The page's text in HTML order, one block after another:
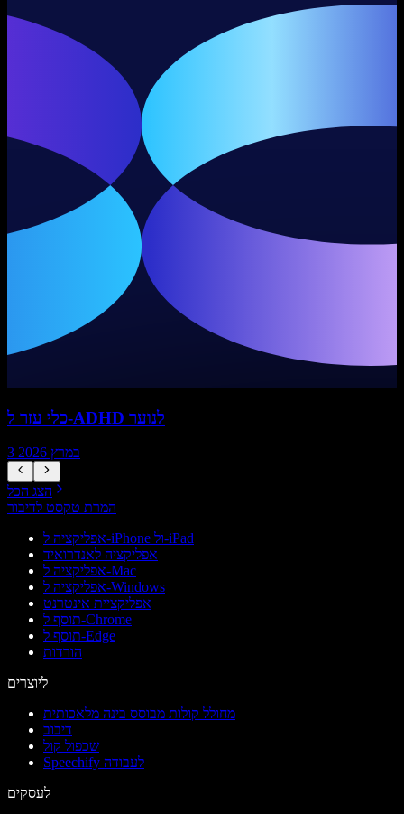
כלי עזר ל-ADHD לנוער
3 במרץ 2026
הצג הכל
המרת טקסט לדיבור
אפליקציה ל-iPhone ול-iPad
אפליקציה לאנדרואיד
אפליקציה ל-Mac
אפליקציה ל-Windows
אפליקציית אינטרנט
תוסף ל-Chrome
תוסף ל-Edge
הורדות
ליוצרים
מחולל קולות מבוסס בינה מלאכותית
דיבוב
שכפול קול
Speechify לעבודה
לעסקים